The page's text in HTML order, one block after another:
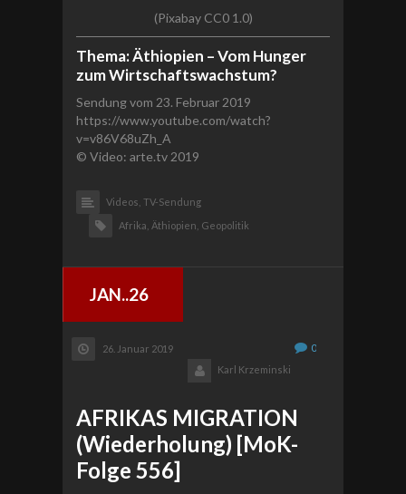
(Pixabay CC0 1.0)
Thema: Äthiopien – Vom Hunger
zum Wirtschaftswachstum?
Sendung vom 23. Februar 2019
https://www.youtube.com/watch?
v=v86V68uZh_A
© Video: arte.tv 2019
Videos, TV-Sendung
Afrika, Äthiopien, Geopolitik
JAN..26
26. Januar 2019
0
Karl Krzeminski
AFRIKAS MIGRATION
(Wiederholung) [MoK-
Folge 556]